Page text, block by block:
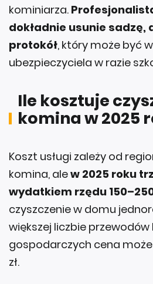
kominiarza.
dokładnie usunie sadzę,
protokół, który może być
ubezpieczyciela w razie
Ile kosztuje
komina w 2025
Koszt usługi zależy od
komina, alew 2025 roku
wydatkiem rzędu
czyszczenie w domu
większej liczbie
gospodarczych cena
zł.